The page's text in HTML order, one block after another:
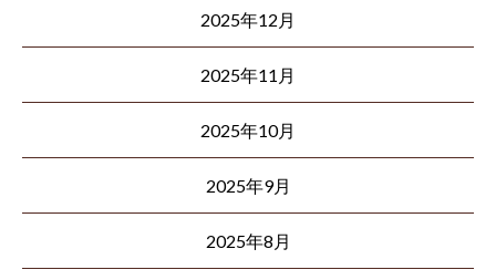
2025年12月
2025年11月
2025年10月
2025年9月
2025年8月